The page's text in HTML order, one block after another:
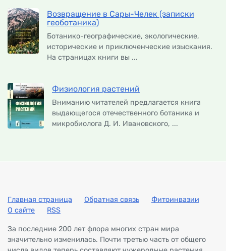
Возвращение в Сары-Челек (записки
геоботаника)
Ботанико-географические, экологические,
исторические и приключенческие изыскания.
На страницах книги вы ...
Физиология растений
Вниманию читателей предлагается книга
выдающегося отечественного ботаника и
микробиолога Д. И. Ивановского, ...
Главная страница Обратная связь
Фитоинвазии
О сайте
RSS
За последние 200 лет флора многих стран мира
значительно изменилась. Почти третью часть от общего